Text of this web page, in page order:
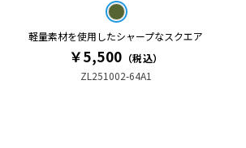
軽量素材を使用したシャープなスクエア
￥5,500 （税込）
ZL251002-64A1